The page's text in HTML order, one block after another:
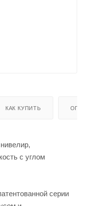
КАК КУПИТЬ
с углом
серии